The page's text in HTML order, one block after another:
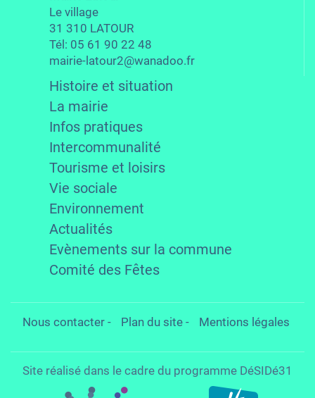
Le village
31 310 LATOUR
Tél: 05 61 90 22 48
mairie-latour2@wanadoo.fr
Histoire et situation
La mairie
Infos pratiques
Intercommunalité
Tourisme et loisirs
Vie sociale
Environnement
Actualités
Evènements sur la commune
Comité des Fêtes
Nous contacter- Plan du site- Mentions légales
Site réalisé dans le cadre du programme DéSIDé31